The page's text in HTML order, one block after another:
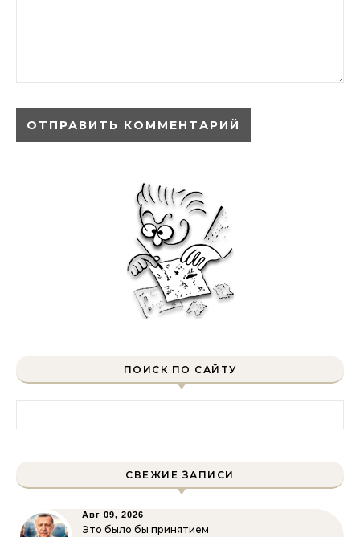
ПОИСК ПО САЙТУ
СВЕЖИЕ ЗАПИСИ
Авг 09, 2026
Это было бы принятием